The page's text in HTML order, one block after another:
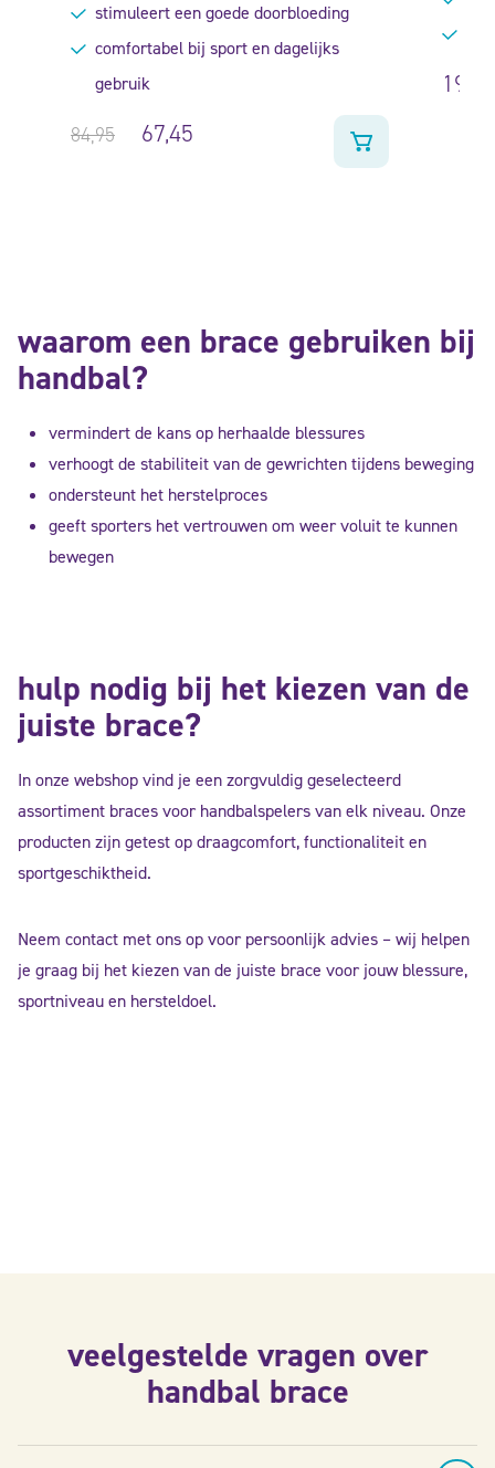
stimuleert een goede doorbloeding
comfortabel bij sport en dagelijks
gebruik
84,95 67,45
waarom een brace gebruiken bij
handbal?
vermindert de kans op herhaalde blessures
verhoogt de stabiliteit van de gewrichten tijdens beweging
ondersteunt het herstelproces
geeft sporters het vertrouwen om weer voluit te kunnen
bewegen
hulp nodig bij het kiezen van de
juiste brace?
In onze webshop vind je een zorgvuldig geselecteerd
assortiment braces voor handbalspelers van elk niveau. Onze
producten zijn getest op draagcomfort, functionaliteit en
sportgeschiktheid.
Neem contact met ons op voor persoonlijk advies – wij helpen
je graag bij het kiezen van de juiste brace voor jouw blessure,
sportniveau en hersteldoel.
veelgestelde vragen over
handbal brace